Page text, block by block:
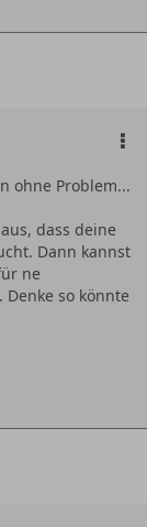
ohne Problem...
dass deine
Dann kannst
ne
so könnte